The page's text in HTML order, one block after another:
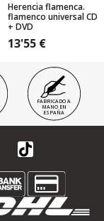
Herencia flamenca.
flamenco universal CD
+ DVD
13'55 €
FABRICADO A
MANO EN
ESPAÑA